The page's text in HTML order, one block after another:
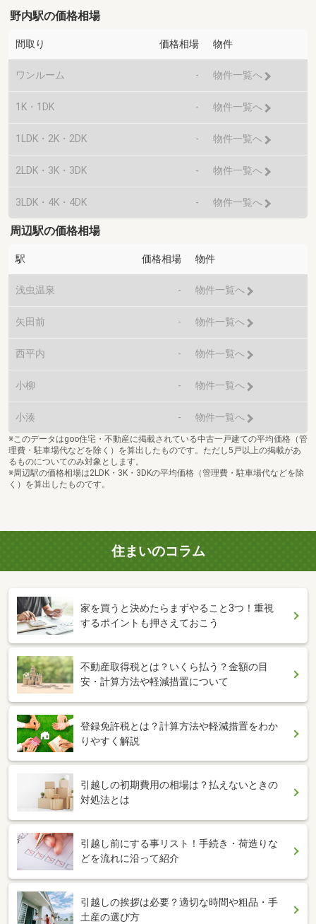
野内駅の価格相場
間取り 価格相場 物件
ワンルーム - 物件一覧へ
1K・1DK - 物件一覧へ
1LDK・2K・2DK - 物件一覧へ
2LDK・3K・3DK - 物件一覧へ
3LDK・4K・4DK - 物件一覧へ
周辺駅の価格相場
駅 価格相場 物件
浅虫温泉 - 物件一覧へ
矢田前 - 物件一覧へ
西平内 - 物件一覧へ
小柳 - 物件一覧へ
小湊 - 物件一覧へ
※このデータはgoo住宅・不動産に掲載されている中古一戸建ての平均価格（管
理費・駐車場代などを除く）を算出したものです。ただし5戸以上の掲載があ
るものについてのみ対象とします。
※周辺駅の価格相場は2LDK・3K・3DKの平均価格（管理費・駐車場代などを除
く）を算出したものです。
住まいのコラム
家を買うと決めたらまずやること3つ！重視
するポイントも押さえておこう
不動産取得税とは？いくら払う？金額の目
安・計算方法や軽減措置について
登録免許税とは？計算方法や軽減措置をわか
りやすく解説
引越しの初期費用の相場は？払えないときの
対処法とは
引越し前にする事リスト！手続き・荷造りな
どを流れに沿って紹介
引越しの挨拶は必要？適切な時間や粗品・手
土産の選び方